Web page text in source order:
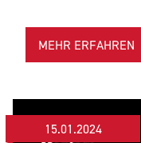
MEHR ERFAHREN
15.01.2024